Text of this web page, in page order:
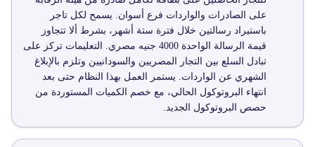
على الصادرات والواردات فرع أسوان. يسمح لكل تاجر
باستيراد رسالتين خلال فترة ستة أشهر، بشرط ألا تتجاوز
قيمة الرسالة الواحدة 4000 جنيه مصري. التعليمات تركز على
تبادل السلع بين التجار المصريين والسودانيين وتلزم بالإبلاغ
الشهري عن الواردات. يستمر العمل بهذا النظام حتى بعد
انتهاء البروتوكول الحالي، مع خصم الكميات المستوردة من
حصص البروتوكول الجديد.